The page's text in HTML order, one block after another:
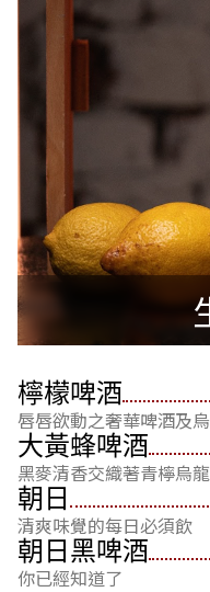
檸檬啤酒
唇唇欲動之奢華啤酒及
大黃蜂啤酒
黑麥清香交織著青檸烏
朝日
清爽味覺的每日必須飲
朝日黑啤酒
你已經知道了